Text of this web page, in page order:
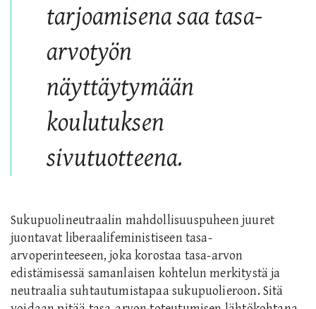
tarjoamisena saa tasa-
arvotyön
näyttäytymään
koulutuksen
sivutuotteena.
Sukupuolineutraalin mahdollisuuspuheen juuret
juontavat liberaalifeministiseen tasa-
arvoperinteeseen, joka korostaa tasa-arvon
edistämisessä samanlaisen kohtelun merkitystä ja
neutraalia suhtautumistapaa sukupuolieroon. Sitä